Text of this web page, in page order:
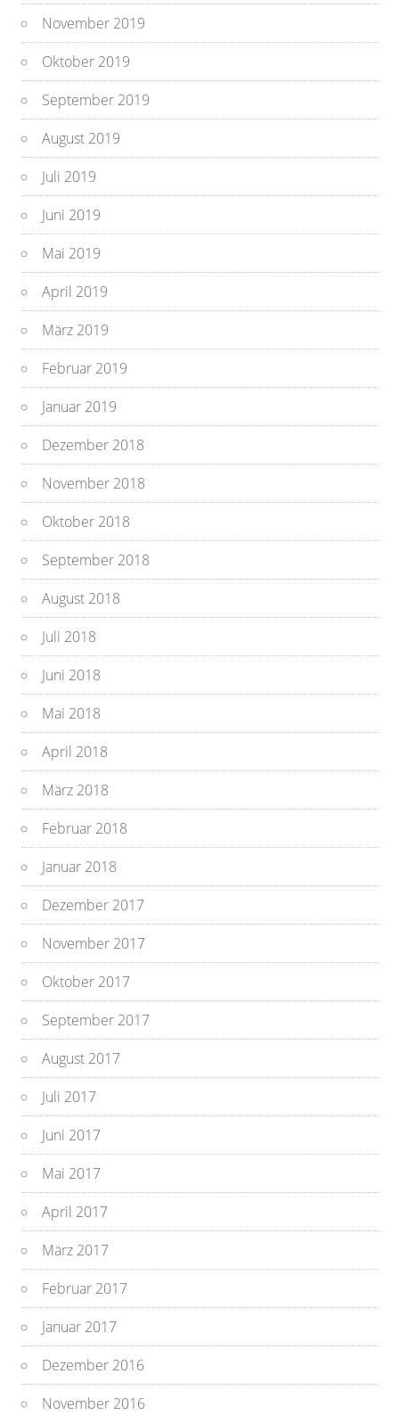
November 2019
Oktober 2019
September 2019
August 2019
Juli 2019
Juni 2019
Mai 2019
April 2019
März 2019
Februar 2019
Januar 2019
Dezember 2018
November 2018
Oktober 2018
September 2018
August 2018
Juli 2018
Juni 2018
Mai 2018
April 2018
März 2018
Februar 2018
Januar 2018
Dezember 2017
November 2017
Oktober 2017
September 2017
August 2017
Juli 2017
Juni 2017
Mai 2017
April 2017
März 2017
Februar 2017
Januar 2017
Dezember 2016
November 2016